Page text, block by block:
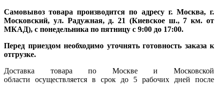
Самовывоз товара производится по адресу г. Москва, г.
Московский, ул. Радужная, д. 21 (Киевское ш., 7 км. от
МКАД), с понедельника по пятницу с 9:00 до 17:00.
Перед приездом необходимо уточнять готовность заказа к
отгрузке.
Доставка товара по Москве и Московской
области осуществляется в срок до 5 рабочих дней после